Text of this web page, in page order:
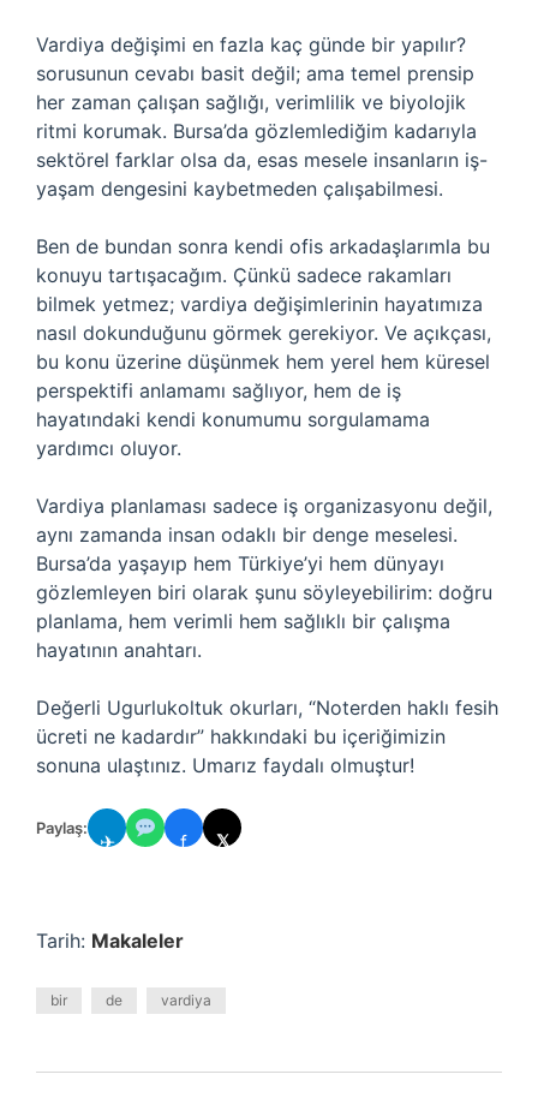
Vardiya değişimi en fazla kaç günde bir yapılır?
sorusunun cevabı basit değil; ama temel prensip
her zaman çalışan sağlığı, verimlilik ve biyolojik
ritmi korumak. Bursa’da gözlemlediğim kadarıyla
sektörel farklar olsa da, esas mesele insanların iş-
yaşam dengesini kaybetmeden çalışabilmesi.
Ben de bundan sonra kendi ofis arkadaşlarımla bu
konuyu tartışacağım. Çünkü sadece rakamları
bilmek yetmez; vardiya değişimlerinin hayatımıza
nasıl dokunduğunu görmek gerekiyor. Ve açıkçası,
bu konu üzerine düşünmek hem yerel hem küresel
perspektifi anlamamı sağlıyor, hem de iş
hayatındaki kendi konumumu sorgulamama
yardımcı oluyor.
Vardiya planlaması sadece iş organizasyonu değil,
aynı zamanda insan odaklı bir denge meselesi.
Bursa’da yaşayıp hem Türkiye’yi hem dünyayı
gözlemleyen biri olarak şunu söyleyebilirim: doğru
planlama, hem verimli hem sağlıklı bir çalışma
hayatının anahtarı.
Değerli Ugurlukoltuk okurları, “Noterden haklı fesih
ücreti ne kadardır” hakkındaki bu içeriğimizin
sonuna ulaştınız. Umarız faydalı olmuştur!
Paylaş:
✈ f 𝕏
Tarih: Makaleler
bir de vardiya